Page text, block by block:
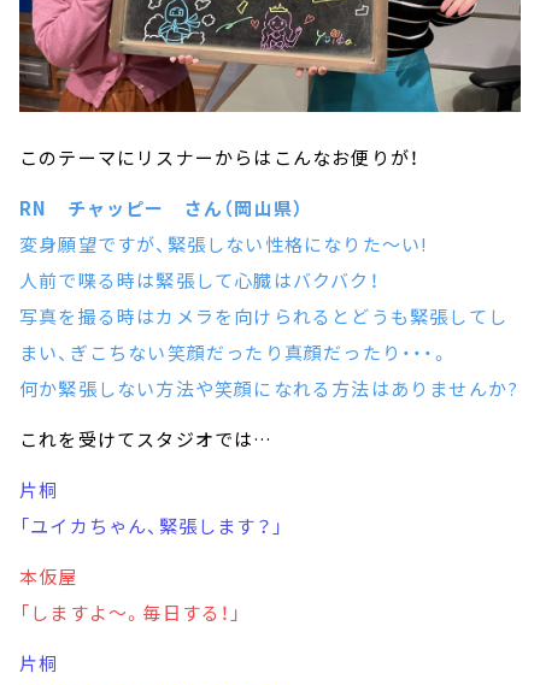
このテーマにリスナーからはこんなお便りが！
RN チャッピー さん（岡山県）
変身願望ですが、緊張しない性格になりた～い!
人前で喋る時は緊張して心臓はバクバク！
写真を撮る時はカメラを向けられるとどうも緊張してし
まい、ぎこちない笑顔だったり真顔だったり・・・。
何か緊張しない方法や笑顔になれる方法はありませんか?
これを受けてスタジオでは…
片桐
「ユイカちゃん、緊張します？」
本仮屋
「しますよ～。毎日する！」
片桐